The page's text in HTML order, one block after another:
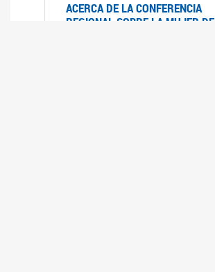
ACERCA DE LA CONFERENCIA
REGIONAL SOBRE LA MUJER DE